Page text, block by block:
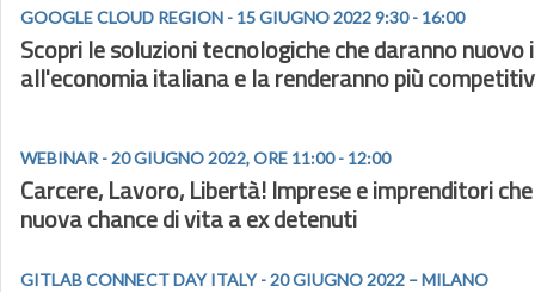
GOOGLE CLOUD REGION - 15 GIUGNO 2022 9:30 - 16:00
Scopri le soluzioni tecnologiche che daranno nuovo
all'economia italiana e la renderanno più
WEBINAR - 20 GIUGNO 2022, ORE 11:00 - 12:00
Carcere, Lavoro, Libertà! Imprese e imprenditori
nuova chance di vita a ex detenuti
GITLAB CONNECT DAY ITALY - 20 GIUGNO 2022 – MILANO